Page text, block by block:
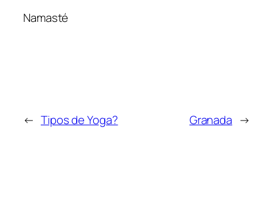
Namasté
← Tipos de Yoga? Granada →